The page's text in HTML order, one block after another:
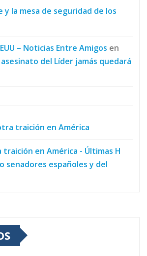
y la mesa de seguridad de los
– Noticias Entre Amigos en
del Líder jamás quedará
traición en América
en América - Últimas H
senadores españoles y del